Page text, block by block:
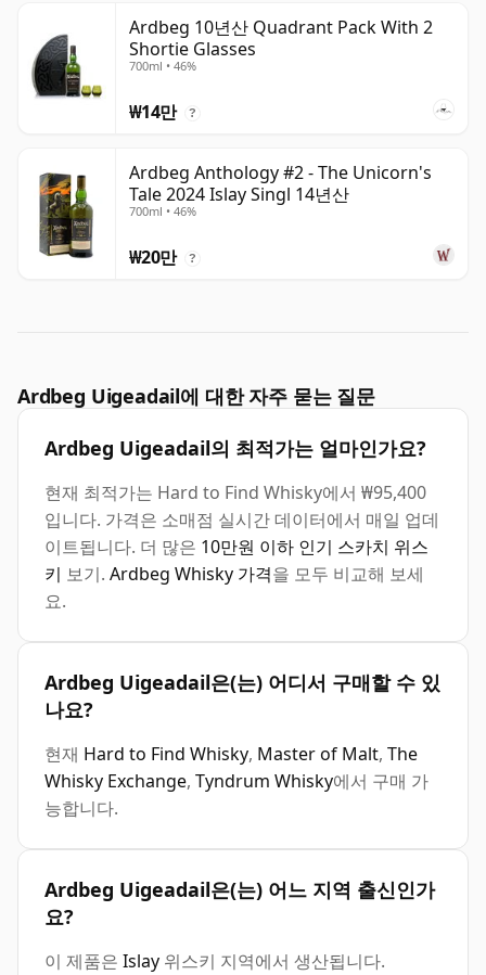
Ardbeg 10년산 Quadrant Pack With 2
Shortie Glasses
700ml • 46%
₩14만 ?
Ardbeg Anthology #2 - The Unicorn's
Tale 2024 Islay Singl 14년산
700ml • 46%
₩20만 ?
Ardbeg Uigeadail에 대한 자주 묻는 질문
Ardbeg Uigeadail의 최적가는 얼마인가요?
현재 최적가는 Hard to Find Whisky에서 ₩95,400
입니다. 가격은 소매점 실시간 데이터에서 매일 업데
이트됩니다. 더 많은 10만원 이하 인기 스카치 위스
키 보기. Ardbeg Whisky 가격을 모두 비교해 보세
요.
Ardbeg Uigeadail은(는) 어디서 구매할 수 있
나요?
현재 Hard to Find Whisky, Master of Malt, The
Whisky Exchange, Tyndrum Whisky에서 구매 가
능합니다.
Ardbeg Uigeadail은(는) 어느 지역 출신인가
요?
이 제품은 Islay 위스키 지역에서 생산됩니다.